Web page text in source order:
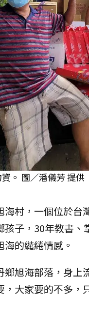
。 圖／潘儀芳 提供
海村，一個位於台
孩子，30年教書
的繾綣情感。
鄉旭海部落，身上
，大家要的不多，